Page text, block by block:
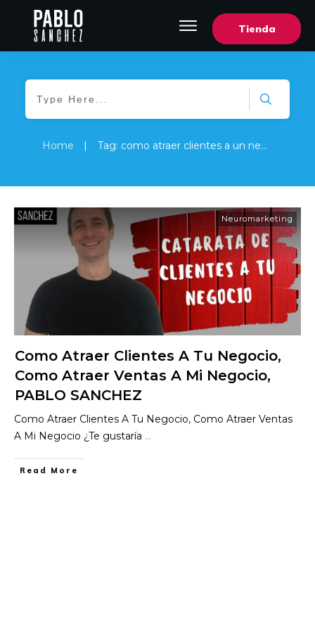
Tienda
Home Tag: como atraer clientes a un negocio de comida
Neuromarketing
Como Atraer Clientes A Tu Negocio,
Como Atraer Ventas A Mi Negocio,
PABLO SANCHEZ
Como Atraer Clientes A Tu Negocio, Como Atraer Ventas
A Mi Negocio ¿Te gustaría ...
​Read More